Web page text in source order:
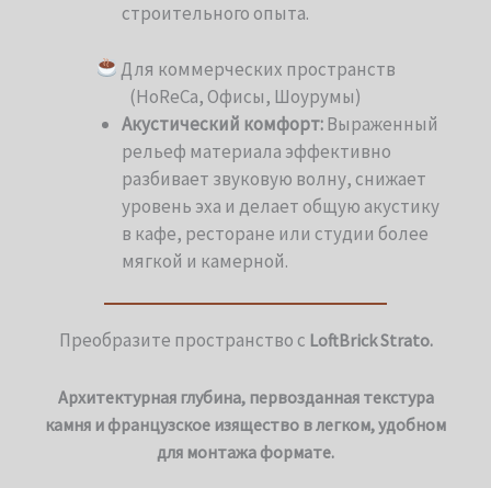
строительного опыта.
Для коммерческих пространств
(HoReCa, Офисы, Шоурумы)
Акустический комфорт:Выраженный
рельеф материала эффективно
разбивает звуковую волну, снижает
уровень эха и делает общую акустику
в кафе, ресторане или студии более
мягкой и камерной.
Преобразите пространство с LoftBrick Strato.
Архитектурная глубина, первозданная текстура
камня и французское изящество в легком, удобном
для монтажа формате.